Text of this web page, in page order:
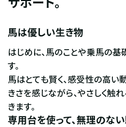
馬は優しい生き物
はじめに、馬のことや乗馬の基
す。
馬はとても賢く、感受性の高い
きさを感じながら、やさしく触
きます。
専用台を使って、無理のな